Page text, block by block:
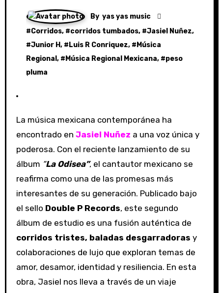
By yas yas music
#Corridos, #corridos tumbados, #Jasiel Nuñez,
#Junior H, # Luis R Conriquez, # Música
Regional , # Música Regional Mexicana, #peso
pluma
La música mexicana contemporánea ha
encontrado en Jasiel Nuñez a una voz única y
poderosa. Con el reciente lanzamiento de su
álbum “La Odisea”, el cantautor mexicano se
reafirma como una de las promesas más
interesantes de su generación. Publicado bajo
el sello Double P Records, este segundo
álbum de estudio es una fusión auténtica de
corridos tristes, baladas desgarradoras y
colaboraciones de lujo que exploran temas de
amor, desamor, identidad y resiliencia. En esta
obra, Jasiel nos lleva a través de un viaje